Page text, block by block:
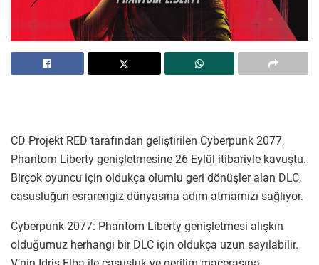
CD Projekt RED tarafından geliştirilen Cyberpunk 2077,
Phantom Liberty genişletmesine 26 Eylül itibariyle kavuştu.
Birçok oyuncu için oldukça olumlu geri dönüşler alan DLC,
casusluğun esrarengiz dünyasına adım atmamızı sağlıyor.
Cyberpunk 2077: Phantom Liberty genişletmesi alışkın
olduğumuz herhangi bir DLC için oldukça uzun sayılabilir.